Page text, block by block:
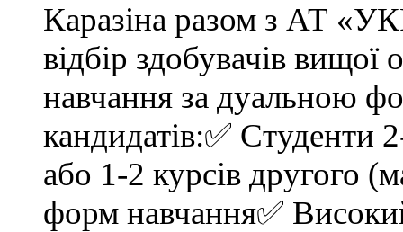
Каразіна разом з АТ
відбір здобувачів вищої
навчання за дуальною
кандидатів:✅ Студенти
або 1-2 курсів другого
форм навчання✅